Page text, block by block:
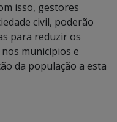
isso, gestores
civil, poderão
para reduzir os
municípios e
da população a esta